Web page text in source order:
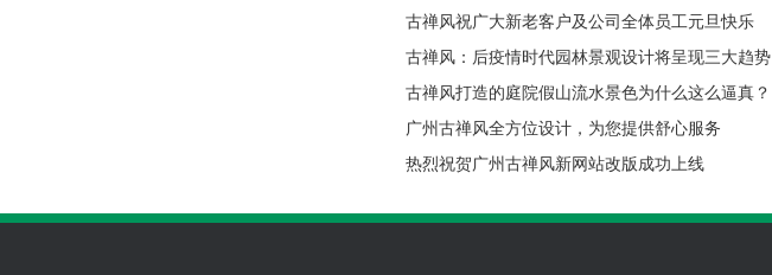
古禅风祝广大新老客户及公司全体员工元旦快乐
古禅风：后疫情时代园林景观设计将呈现三大趋势
古禅风打造的庭院假山流水景色为什么这么逼真？
广州古禅风全方位设计，为您提供舒心服务
热烈祝贺广州古禅风新网站改版成功上线